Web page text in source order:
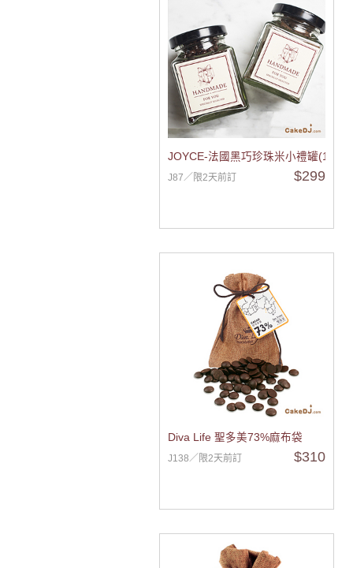
JOYCE-法國黑巧珍珠米小禮罐(1入)
J87／限2天前訂 $299
Diva Life 聖多美73%麻布袋
J138／限2天前訂 $310